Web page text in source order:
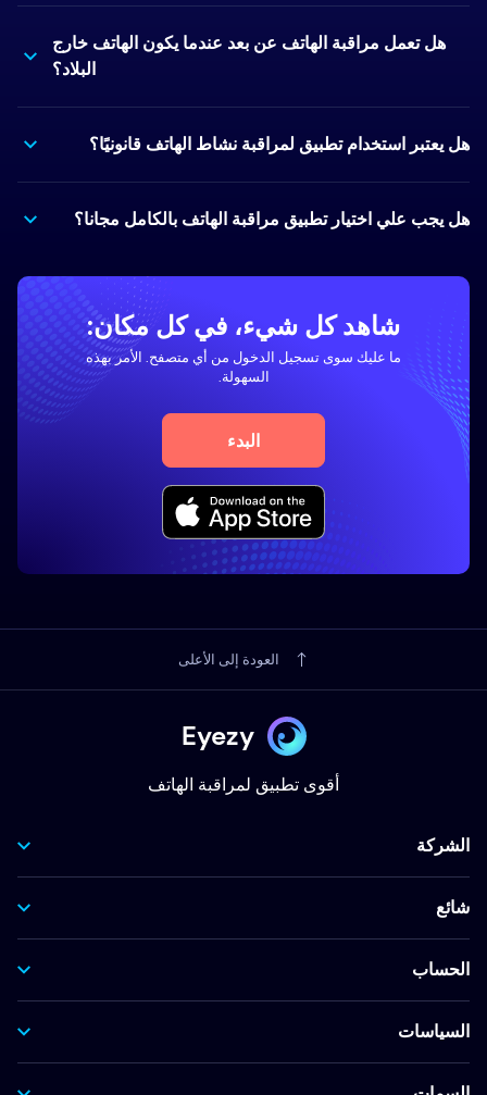
هل تعمل مراقبة الهاتف عن بعد عندما يكون الهاتف خارج
البلاد؟
هل يعتبر استخدام تطبيق لمراقبة نشاط الهاتف قانونيًا؟
هل يجب علي اختيار تطبيق مراقبة الهاتف بالكامل مجانا؟
شاهد كل شيء، في كل مكان:
ما عليك سوى تسجيل الدخول من أي متصفح. الأمر بهذه
السهولة.
البدء
العودة إلى الأعلى
Eyezy
أقوى تطبيق لمراقبة الهاتف
الشركة
شائع
الحساب
السياسات